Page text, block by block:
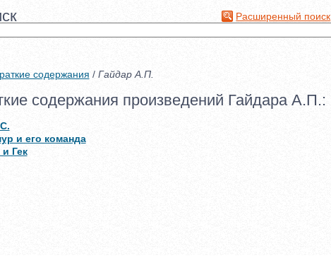
Расширенный поиск
содержания / Гайдар А.П.
содержания произведений Гайдара А.П.:
и его команда
Гек